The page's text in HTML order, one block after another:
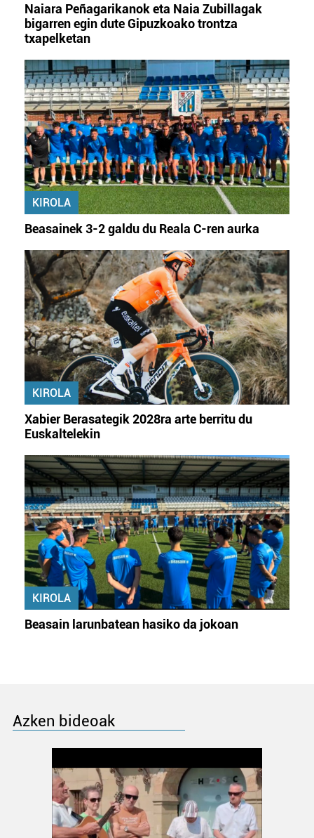
Naiara Peñagarikanok eta Naia Zubillagak
bigarren egin dute Gipuzkoako trontza
txapelketan
KIROLA
Beasainek 3-2 galdu du Reala C-ren aurka
KIROLA
Xabier Berasategik 2028ra arte berritu du
Euskaltelekin
KIROLA
Beasain larunbatean hasiko da jokoan
Azken bideoak